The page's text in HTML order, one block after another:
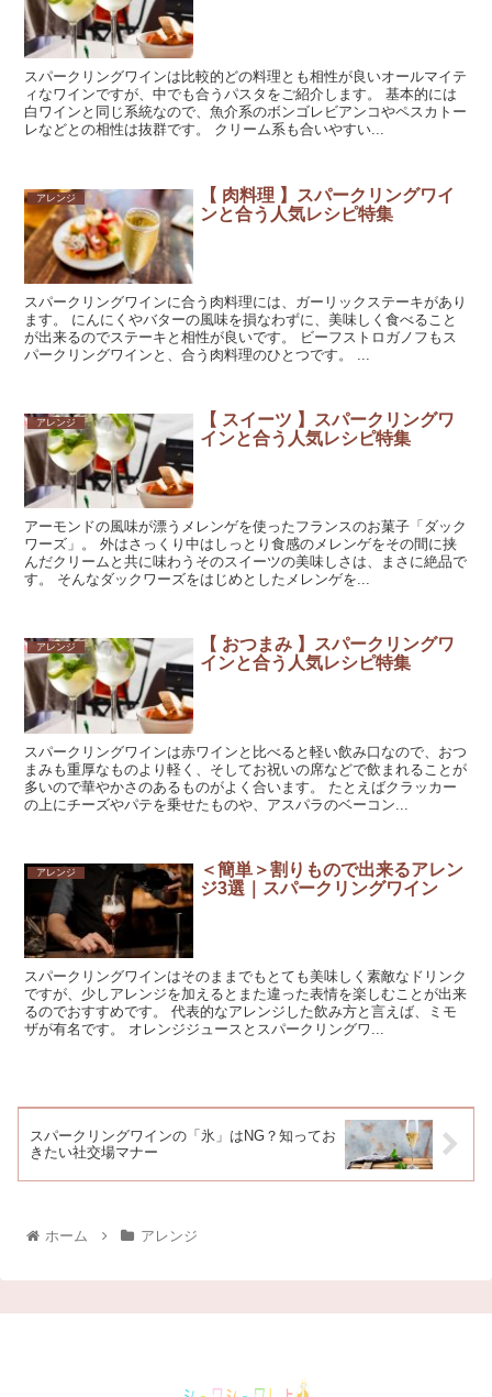
スパークリングワインは比較的どの料理とも相性が良いオールマイテ
ィなワインですが、中でも合うパスタをご紹介します。 基本的には
白ワインと同じ系統なので、魚介系のボンゴレビアンコやペスカトー
レなどとの相性は抜群です。 クリーム系も合いやすい...
アレンジ
【 肉料理 】スパークリングワイ
ンと合う人気レシピ特集
スパークリングワインに合う肉料理には、ガーリックステーキがあり
ます。 にんにくやバターの風味を損なわずに、美味しく食べること
が出来るのでステーキと相性が良いです。 ビーフストロガノフもス
パークリングワインと、合う肉料理のひとつです。 ...
アレンジ
【 スイーツ 】スパークリングワ
インと合う人気レシピ特集
アーモンドの風味が漂うメレンゲを使ったフランスのお菓子「ダック
ワーズ」。 外はさっくり中はしっとり食感のメレンゲをその間に挟
んだクリームと共に味わうそのスイーツの美味しさは、まさに絶品で
す。 そんなダックワーズをはじめとしたメレンゲを...
アレンジ
【 おつまみ 】スパークリングワ
インと合う人気レシピ特集
スパークリングワインは赤ワインと比べると軽い飲み口なので、おつ
まみも重厚なものより軽く、そしてお祝いの席などで飲まれることが
多いので華やかさのあるものがよく合います。 たとえばクラッカー
の上にチーズやパテを乗せたものや、アスパラのベーコン...
アレンジ
＜簡単＞割りもので出来るアレン
ジ3選｜スパークリングワイン
スパークリングワインはそのままでもとても美味しく素敵なドリンク
ですが、少しアレンジを加えるとまた違った表情を楽しむことが出来
るのでおすすめです。 代表的なアレンジした飲み方と言えば、ミモ
ザが有名です。 オレンジジュースとスパークリングワ...
スパークリングワインの「氷」はNG？知ってお
きたい社交場マナー
ホーム アレンジ